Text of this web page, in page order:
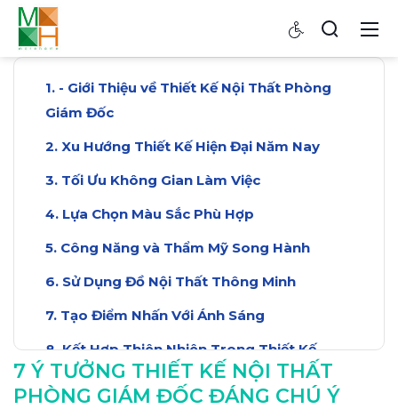
- Giới Thiệu về Thiết Kế Nội Thất Phòng
Giám Đốc
Xu Hướng Thiết Kế Hiện Đại Năm Nay
Tối Ưu Không Gian Làm Việc
Lựa Chọn Màu Sắc Phù Hợp
Công Năng và Thẩm Mỹ Song Hành
Sử Dụng Đồ Nội Thất Thông Minh
Tạo Điểm Nhấn Với Ánh Sáng
Kết Hợp Thiên Nhiên Trong Thiết Kế
Kết Luận: Tạo Dựng Không Gian Đẳng Cấp
7 Ý TƯỞNG THIẾT KẾ NỘI THẤT
PHÒNG GIÁM ĐỐC ĐÁNG CHÚ Ý